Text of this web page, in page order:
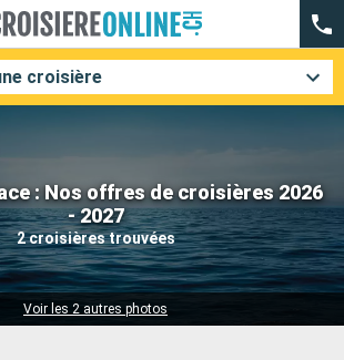
: Nos offres de croisières 2026
- 2027
2 croisières trouvées
Voir les 2 autres photos
croisière
Compagnies